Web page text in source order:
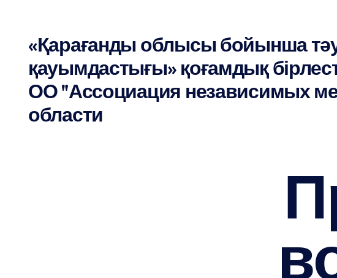
«Қарағанды облысы бойынша
қауымдастығы» қоғамдық
ОО "Ассоциация независимых
области